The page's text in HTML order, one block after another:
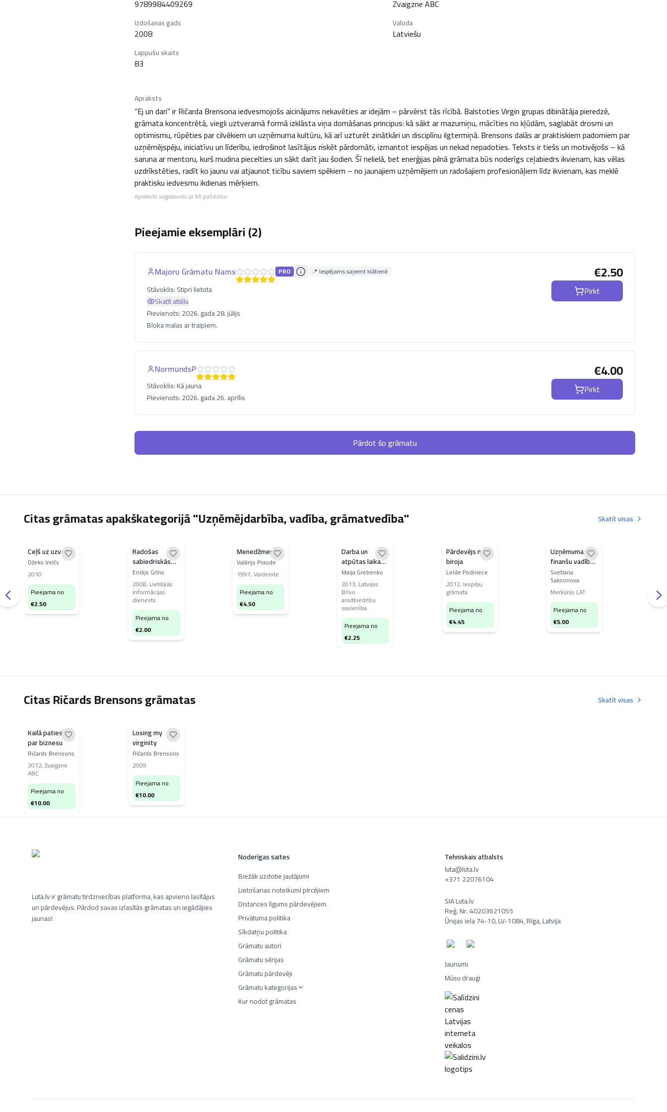
9789984409269 Zvaigzne ABC
Izdošanas gads
2008
Valoda
Latviešu
Lappušu skaits
83
Apraksts
“Ej un dari” ir Ričarda Brensona iedvesmojošs aicinājums nekavēties ar idejām – pārvērst tās rīcībā. Balstoties Virgin grupas dibinātāja pieredzē,
grāmata koncentrētā, viegli uztveramā formā izklāsta viņa domāšanas principus: kā sākt ar mazumiņu, mācīties no kļūdām, saglabāt drosmi un
optimismu, rūpēties par cilvēkiem un uzņēmuma kultūru, kā arī uzturēt zinātkāri un disciplīnu ilgtermiņā. Brensons dalās ar praktiskiem padomiem par
uzņēmējspēju, iniciatīvu un līderību, iedrošinot lasītājus riskēt pārdomāti, izmantot iespējas un nekad nepadoties. Teksts ir tiešs un motivējošs – kā
saruna ar mentoru, kurš mudina piecelties un sākt darīt jau šodien. Šī nelielā, bet enerģijas pilnā grāmata būs noderīgs ceļabiedrs ikvienam, kas vēlas
uzdrīkstēties, radīt ko jaunu vai atjaunot ticību saviem spēkiem – no jaunajiem uzņēmējiem un radošajiem profesionāļiem līdz ikvienam, kas meklē
praktisku iedvesmu ikdienas mērķiem.
Apraksts sagatavots ar MI palīdzību
Pieejamie eksemplāri (2)
Majoru Grāmatu Nams PRO 📍 Iespējams saņemt klātienē
Stāvoklis:Stipri lietota
Skatīt attēlu
Pievienots:2026. gada 28. jūlijs
Bloka malas ar traipiem.
€2.50
Pirkt
NormundsP
Stāvoklis:Kā jauna
Pievienots:2026. gada 26. aprīlis
€4.00
Pirkt
Pārdot šo grāmatu
Citas grāmatas apakškategorijā "Uzņēmējdarbība, vadība, grāmatvedība" Skatīt visas
Ceļš uz uzvaru
Džeks Velčs
2010
Pieejama no
€2.50
Radošas
sabiedriskās
attiecības
Endijs Grīns
2008, Lietišķās
informācijas
dienests
Pieejama no
€2.00
Menedžments
Valērijs Praude
1997,Vaidelote
Pieejama no
€4.50
Darba un
atpūtas laika
uzskaite un
apmaksa
Maija Grebenko
2013, Latvijas
Brīvo
arodbiedrību
savienība
Pieejama no
€2.25
Pārdevējs no
biroja
Lelde Podniece
2012, Iespēju
grāmata
Pieejama no
€4.45
Uzņēmuma
finanšu vadības
praktiskās
metodes
Svetlana
Saksonova
Merkūrijs LAT
Pieejama no
€5.00
Citas Ričards Brensons grāmatas Skatīt visas
Kailā patiesība
par biznesu
Ričards Brensons
2012,Zvaigzne
ABC
Pieejama no
€10.00
Losing my
virginity
Ričards Brensons
2009
Pieejama no
€10.00
Luta.lv ir grāmatu tirdzniecības platforma, kas apvieno lasītājus
un pārdevējus. Pārdod savas izlasītās grāmatas un iegādājies
jaunas!
Noderīgas saites
Biežāk uzdotie jautājumi
Lietošanas noteikumi pircējiem
Distances līgums pārdevējiem
Privātuma politika
Sīkdatņu politika
Grāmatu autori
Grāmatu sērijas
Grāmatu pārdevēji
Grāmatu kategorijas
Kur nodot grāmatas
Tehniskais atbalsts
luta@luta.lv
+371 22076104
SIA Luta.lv
Reģ. Nr. 40203621055
Ūnijas iela 74-10, LV-1084, Rīga, Latvija
Jaunumi
Mūsu draugi